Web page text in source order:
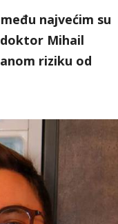
najvećim su
Mihail
riziku od